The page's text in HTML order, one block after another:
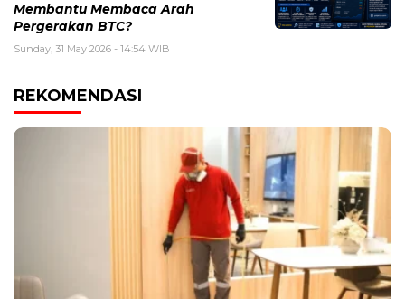
Membantu Membaca Arah
Pergerakan BTC?
Sunday, 31 May 2026 - 14:54 WIB
REKOMENDASI